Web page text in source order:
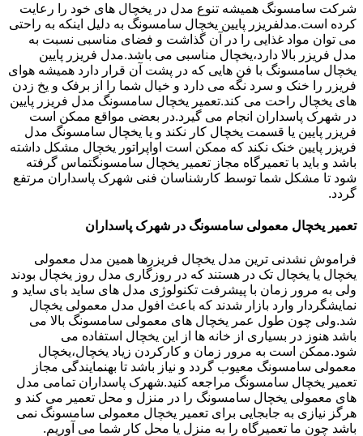
شرکت سامسونگ همیشه تنوع مدل در یخچال های خود را رعایت
کرده است.مدلفریزر پایین یخچال سامسونگ به دلیل اینکه به راحتی
می توان مواد غذایی را در آن گذاشت و فضای مناسبی نسبت به
مدل فریزر بالا دارد،یخچال مناسبی می باشد.مدل فریزر پایین
یخچال سامسونگ با فن هایی که در پشت آن قرار دارد همیشه هوای
فریزر را خنک و سرد نگه می دارد و خیال شما را از برفک و یخ زدن
های یخچال راحت می کند.تعمیر یخچال سامسونگ مدل فریزر پایین
در شهرک پاسداران انجام می گیرد.در بعضی مواقع ممکن است
فریزر پایین یا قسمت یخچال کار نکند و یا یخچال سامسونگ مدل
فریزر پایین خنک نکند که ممکن است اواپراتور یخچال مشکل داشته
باشد و باید با تعمیرگاه مجاز تعمیر یخچال سامسونگتماس گرفته
شود تا مشکل شما توسط کارشناسان فنی شهرک پاسداران مرتفع
گردد.
تعمیر یخچال معمولی سامسونگ در شهرک پاسداران
فراموش نشدنی ترین مدل یخچال فریزرها همین مدل معمولی
یخچال یا یخچال تک در هستند که در روزگاری مدل روز یخچال بودند
ولی به مرور زمان با پیشرفت تکنولوژی مدل های ساید بای ساید و
نمایشگردار وارد بازار شدند که باعث افول مدل معمولی یخچال
شد.ولی چون طول عمر یخچال های معمولی سامسونگ بالا می
باشد هنوز در بسیاری از خانه ها از این یخچال استفاده می
شود.ممکن است به مرور زمان و کارکردن زیاد یخچال،یخچال
معمولی سامسونگ معیوب گردد و نیاز باشد تا بهنمایندگی مجاز
تعمیر یخچال سامسونگ مراجعه کنید.شهرک پاسداران تمامی مدل
های معمولی یخچال سامسونگ را در منزل و محل تعمیر می کند و
هرگز نیازی به جابجایی برای تعمیر یخچال معمولی سامسونگ نمی
باشد چون ما تعمیرگاه را به منزل یا محل کار شما می آوریم.